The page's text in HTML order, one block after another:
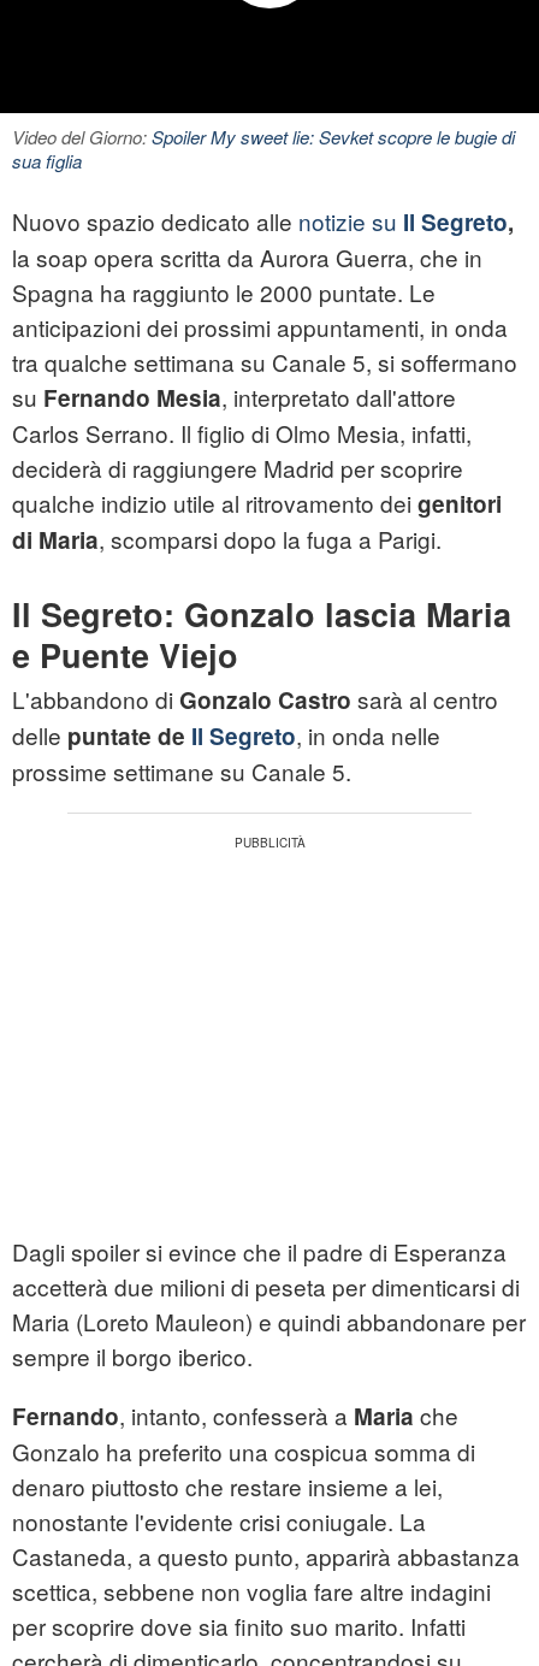
Video del Giorno:Spoiler My sweet lie: Sevket scopre le bugie di
sua figlia
Nuovo spazio dedicato alle notizie su Il Segreto,
la soap opera scritta da Aurora Guerra, che in
Spagna ha raggiunto le 2000 puntate. Le
anticipazioni dei prossimi appuntamenti, in onda
tra qualche settimana su Canale 5, si soffermano
su Fernando Mesia, interpretato dall'attore
Carlos Serrano. Il figlio di Olmo Mesia, infatti,
deciderà di raggiungere Madrid per scoprire
qualche indizio utile al ritrovamento dei genitori
di Maria, scomparsi dopo la fuga a Parigi.
Il Segreto: Gonzalo lascia Maria
e Puente Viejo
L'abbandono di Gonzalo Castro sarà al centro
delle puntate de Il Segreto, in onda nelle
prossime settimane su Canale 5.
Dagli spoiler si evince che il padre di Esperanza
accetterà due milioni di peseta per dimenticarsi di
Maria (Loreto Mauleon) e quindi abbandonare per
sempre il borgo iberico.
Fernando, intanto, confesserà a Maria che
Gonzalo ha preferito una cospicua somma di
denaro piuttosto che restare insieme a lei,
nonostante l'evidente crisi coniugale. La
Castaneda, a questo punto, apparirà abbastanza
scettica, sebbene non voglia fare altre indagini
per scoprire dove sia finito suo marito. Infatti